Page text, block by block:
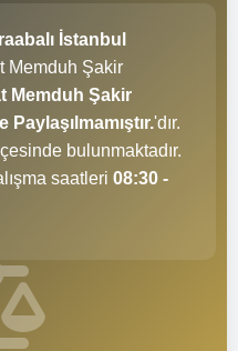
İstanbul
Memduh Şakir
Memduh Şakir
'dır.
bulunmaktadır.
saatleri 08:30 -